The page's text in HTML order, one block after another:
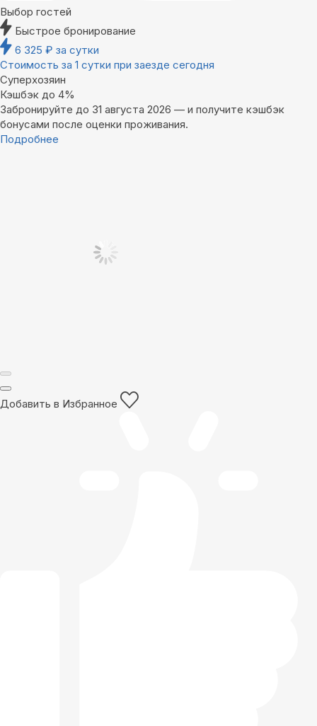
Выбор гостей
Быстрое бронирование
6 325 ₽ за сутки
Стоимость за 1 сутки при заезде сегодня
Суперхозяин
Кэшбэк до 4%
Забронируйте до 31 августа 2026 — и получите кэшбэк
бонусами после оценки проживания.
Подробнее
Добавить в Избранное